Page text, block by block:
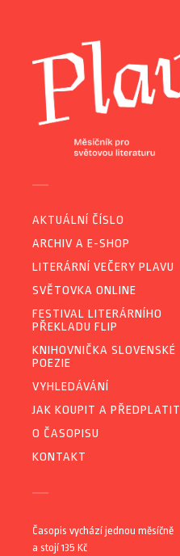
AKTUÁLNÍ ČÍSLO
ARCHIV A E-SHOP
LITERÁRNÍ VEČERY PLAVU
SVĚTOVKA ONLINE
FESTIVAL LITERÁRNÍHO
PŘEKLADU FLIP
KNIHOVNIČKA SLOVENSKÉ
POEZIE
VYHLEDÁVÁNÍ
JAK KOUPIT A PŘEDPLATIT
O ČASOPISU
KONTAKT
Časopis vychází jednou měsíčně
a stojí 135 Kč